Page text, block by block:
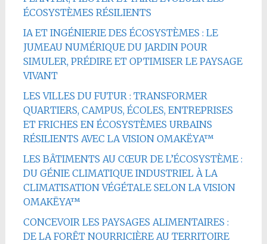
ÉCOSYSTÈMES RÉSILIENTS
IA ET INGÉNIERIE DES ÉCOSYSTÈMES : LE
JUMEAU NUMÉRIQUE DU JARDIN POUR
SIMULER, PRÉDIRE ET OPTIMISER LE PAYSAGE
VIVANT
LES VILLES DU FUTUR : TRANSFORMER
QUARTIERS, CAMPUS, ÉCOLES, ENTREPRISES
ET FRICHES EN ÉCOSYSTÈMES URBAINS
RÉSILIENTS AVEC LA VISION OMAKËYA™
LES BÂTIMENTS AU CŒUR DE L’ÉCOSYSTÈME :
DU GÉNIE CLIMATIQUE INDUSTRIEL À LA
CLIMATISATION VÉGÉTALE SELON LA VISION
OMAKËYA™
CONCEVOIR LES PAYSAGES ALIMENTAIRES :
DE LA FORÊT NOURRICIÈRE AU TERRITOIRE